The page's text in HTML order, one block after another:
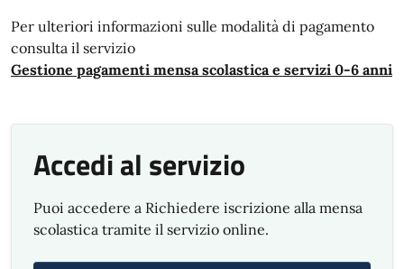
Per ulteriori informazioni sulle modalità di pagamento
consulta il servizio
Gestione pagamenti mensa scolastica e servizi 0-6 anni
Accedi al servizio
Puoi accedere a Richiedere iscrizione alla mensa
scolastica tramite il servizio online.